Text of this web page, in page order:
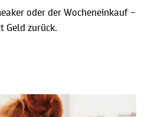
oder der Wocheneinkauf –
Geld zurück.